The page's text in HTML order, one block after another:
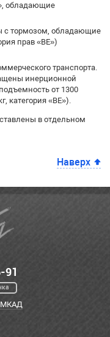
обладающие
с тормозом, обладающие
прав «BE»)
транспорта.
инерционной
от 1300
категория «BE»).
в отдельном
Наверх
91
МКАД